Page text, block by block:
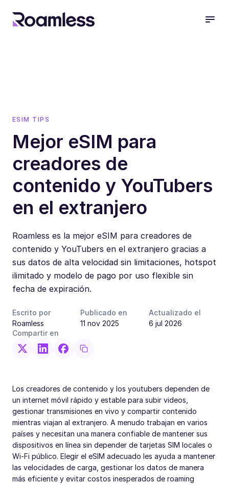
ESIM TIPS
Mejor eSIM para
creadores de
contenido y YouTubers
en el extranjero
Roamless es la mejor eSIM para creadores de
contenido y YouTubers en el extranjero gracias a
sus datos de alta velocidad sin limitaciones, hotspot
ilimitado y modelo de pago por uso flexible sin
fecha de expiración.
Escrito por
Roamless
Publicado en
11 nov 2025
Actualizado el
6 jul 2026
Compartir en
Los creadores de contenido y los youtubers dependen de
un internet móvil rápido y estable para subir videos,
gestionar transmisiones en vivo y compartir contenido
mientras viajan al extranjero. A menudo trabajan en varios
países y necesitan una manera confiable de mantener sus
dispositivos en línea sin depender de tarjetas SIM locales o
Wi-Fi público. Elegir el eSIM adecuado les ayuda a mantener
las velocidades de carga, gestionar los datos de manera
más eficiente y evitar costos inesperados de roaming